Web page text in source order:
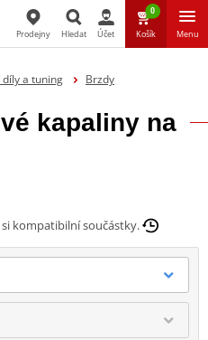
Prodejny Hledat Účet
0
Košík Menu
a tuning
Brzdy
kapaliny na
kompatibilní součástky.